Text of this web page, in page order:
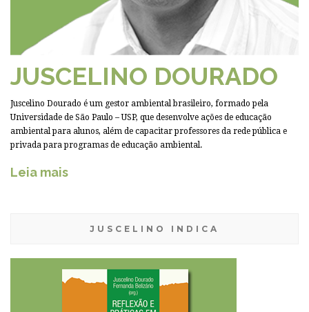
JUSCELINO DOURADO
Juscelino Dourado é um gestor ambiental brasileiro, formado pela
Universidade de São Paulo – USP, que desenvolve ações de educação
ambiental para alunos, além de capacitar professores da rede pública e
privada para programas de educação ambiental.
Leia mais
JUSCELINO INDICA